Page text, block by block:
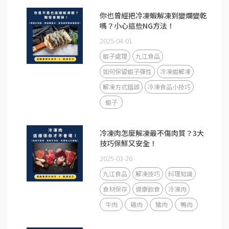
你也曾經把冷凍蝦解凍到變爛變乾
嗎？小心這些NG方法！
2025-04-01
蝦子處理
九江食品
如何保留蝦子彈性
冷凍蝦解凍
解凍方式錯誤
冷凍食品小技巧
蝦子
冷凍肉怎麼解凍最不傷肉質？3大
技巧保鮮又安全！
2025-03-26
九江食品 解凍技巧
料理知識
食材保存
健康飲食
冷凍肉
牛肉
雞肉 豬肉 鴨肉